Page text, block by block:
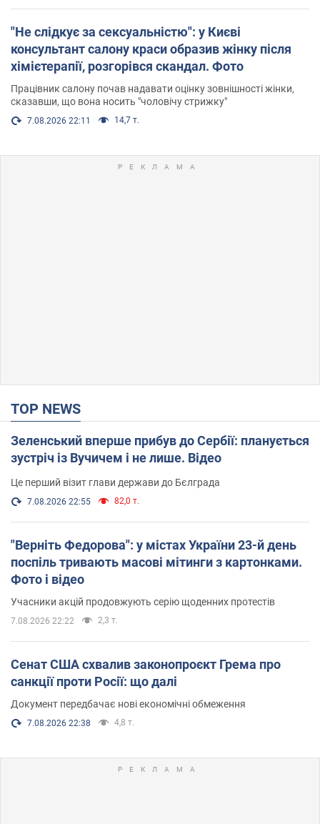
"Не слідкує за сексуальністю": у Києві
консультант салону краси образив жінку після
хімієтерапії, розгорівся скандал. Фото
Працівник салону почав надавати оцінку зовнішності жінки,
сказавши, що вона носить "чоловічу стрижку"
7.08.2026 22:11 14,7 т.
TOP NEWS
Зеленський вперше прибув до Сербії: планується
зустріч із Вучичем і не лише. Відео
Це перший візит глави держави до Бєлграда
7.08.2026 22:55 82,0 т.
"Верніть Федорова": у містах України 23-й день
поспіль тривають масові мітинги з картонками.
Фото і відео
Учасники акцій продовжують серію щоденних протестів
7.08.2026 22:22 2,3 т.
Сенат США схвалив законопроєкт Грема про
санкції проти Росії: що далі
Документ передбачає нові економічні обмеження
7.08.2026 22:38 4,8 т.